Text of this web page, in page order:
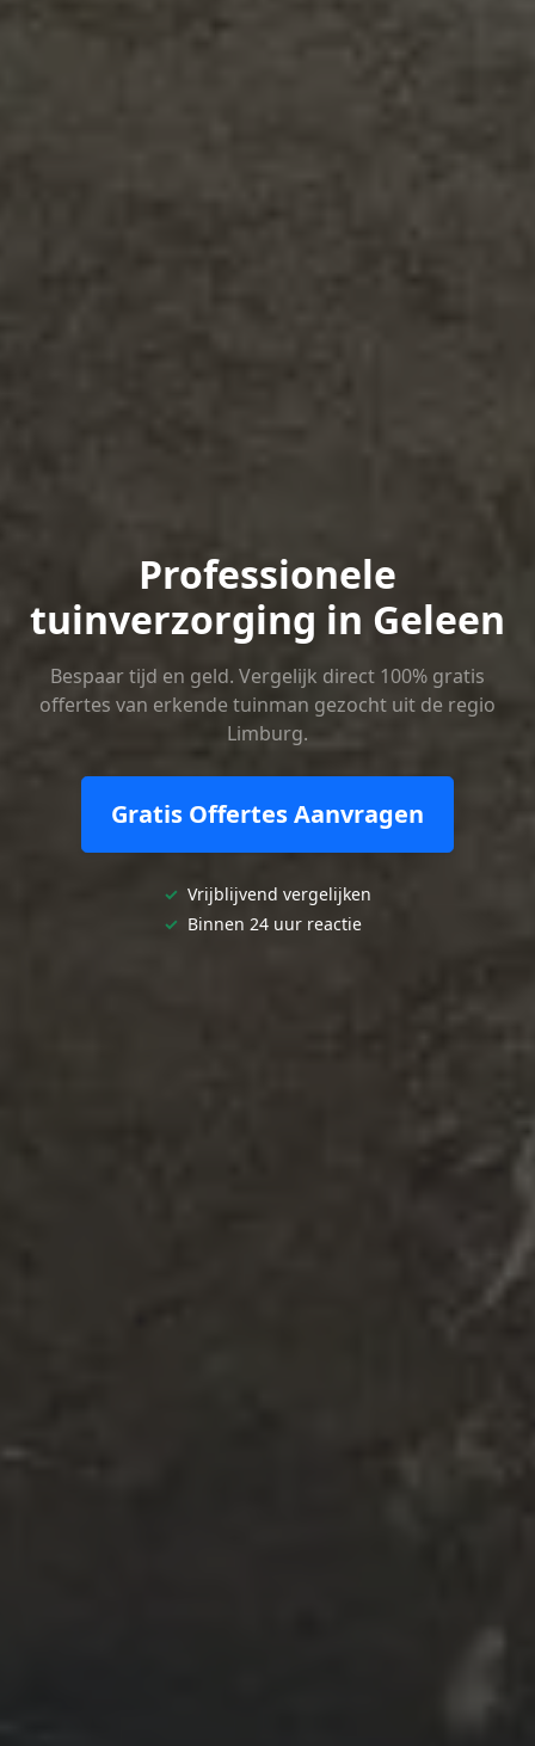
Professionele
tuinverzorging in Geleen
Bespaar tijd en geld. Vergelijk direct 100% gratis
offertes van erkende tuinman gezocht uit de regio
Limburg.
Gratis Offertes Aanvragen
✓ Vrijblijvend vergelijken
✓ Binnen 24 uur reactie